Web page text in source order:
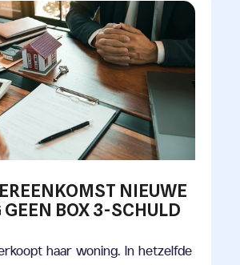
NIEUWE
BOX 3-SCHULD
haar woning. In hetzelfde